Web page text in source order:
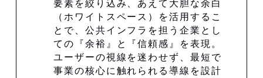
要素を絞り込み、あえて大胆な余白
（ホワイトスペース）を活用するこ
とで、公共インフラを担う企業とし
ての『余裕』と『信頼感』を表現。
ユーザーの視線を迷わせず、最短で
事業の核心に触れられる導線を設計